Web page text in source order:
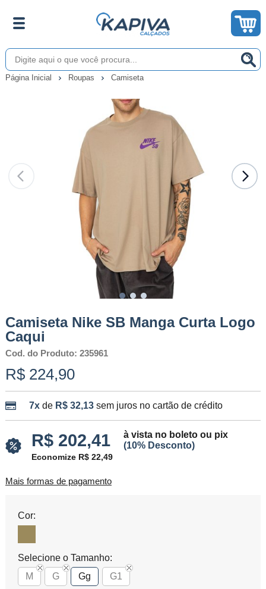
Página Inicial Roupas Camiseta
Camiseta Nike SB Manga Curta Logo
Caqui
Cod. do Produto: 235961
R$ 224,90
7xde R$ 32,13 sem juros no cartão de crédito
R$ 202,41
à vista no boleto ou pix
(10% Desconto)
Economize R$ 22,49
Mais formas de pagamento
Cor:
Selecione o Tamanho:
M
G Gg G1